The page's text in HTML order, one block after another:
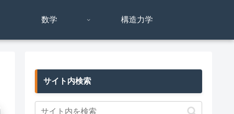
数学 構造力学
サイト内検索